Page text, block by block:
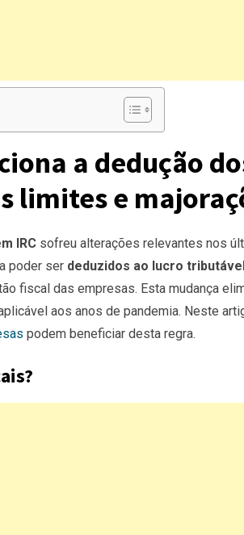
a dedução
limites e
IRC sofreu alterações relevantes nos
poder ser deduzidos ao lucro
fiscal das empresas. Esta mudança
aos anos de pandemia. Neste
podem beneficiar desta regra.